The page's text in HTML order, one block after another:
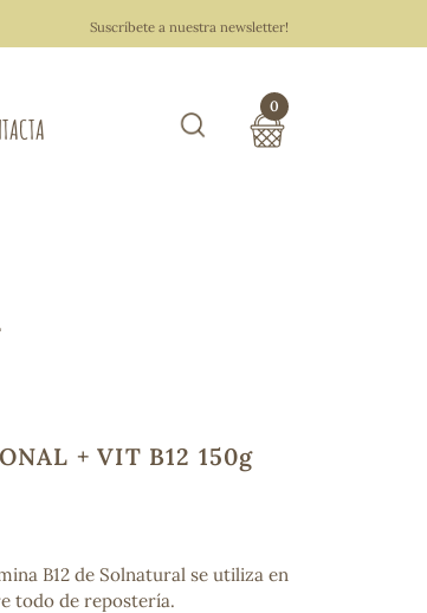
Suscríbete a nuestra newsletter!
0
+ VIT B12 150g
B12 de Solnatural se utiliza en
todo de repostería.